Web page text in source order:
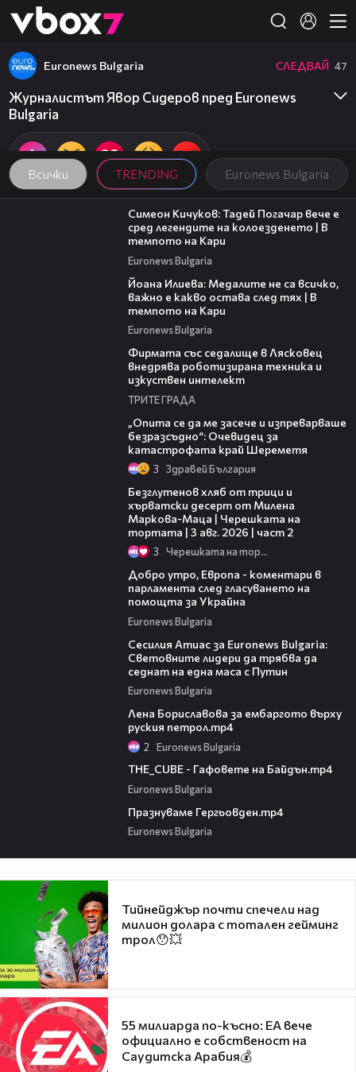
👾
Всички TRENDING Euronews Bulgaria
Euronews Bulgaria СЛЕДВАЙ 47
Журналистът Явор Сидеров пред Euronews
Bulgaria
11:23
Симеон Кичуков: Тадей Погачар вече е
сред легендите на колоезденето | В
темпото на Кари
Euronews Bulgaria
Йоана Илиева: Медалите не са всичко,
важно е какво остава след тях | В
темпото на Кари
Euronews Bulgaria
Фирмата със седалище в Лясковец
внедрява роботизирана техника и
изкуствен интелект
ТРИТЕ ГРАДА
„Опита се да ме засече и изпреварваше
безразсъдно“: Очевидец за
катастрофата край Шереметя
3 Здравей България
Безглутенов хляб от трици и
хърватски десерт от Милена
Маркова-Маца | Черешката на
тортата | 3 авг. 2026 | част 2
3 Черешката на тортата
Добро утро, Европа - коментари в
парламента след гласуването на
помощта за Украйна
Euronews Bulgaria
Сесилия Атиас за Euronews Bulgaria:
Световните лидери да трябва да
седнат на една маса с Путин
Euronews Bulgaria
Лена Бориславова за ембаргото върху
руския петрол.mp4
2 Euronews Bulgaria
THE_CUBE - Гафовете на Байдън.mp4
Euronews Bulgaria
Празнуваме Гергьовден.mp4
Euronews Bulgaria
Тийнейджър почти спечели над
милион долара с тотален гейминг
трол😯💥
55 милиарда по-късно: EA вече
официално е собственост на
Саудитска Арабия💰